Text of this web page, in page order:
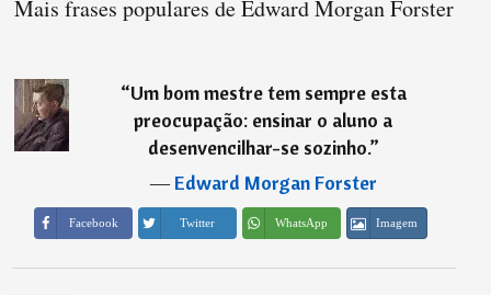
Mais frases populares de Edward Morgan Forster
“Um bom mestre tem sempre esta
preocupação: ensinar o aluno a
desenvencilhar-se sozinho.”
―Edward Morgan Forster
Facebook Twitter WhatsApp Imagem